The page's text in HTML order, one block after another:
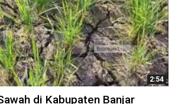
2:54
di Kabupaten Banjar